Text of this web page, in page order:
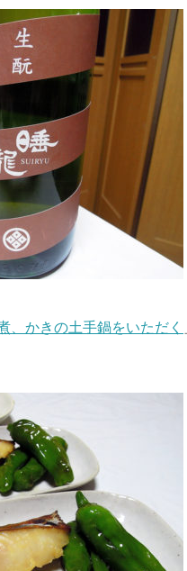
、かきの土手鍋をいただく